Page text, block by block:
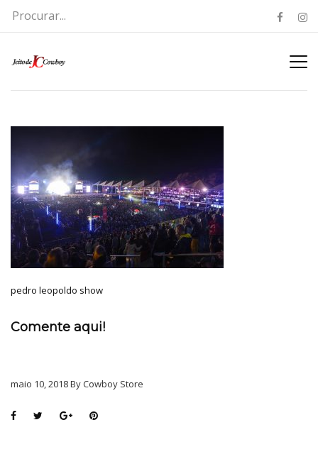
pedro leopoldo show
Comente aqui!
maio 10, 2018 By Cowboy Store